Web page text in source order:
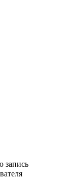
запись